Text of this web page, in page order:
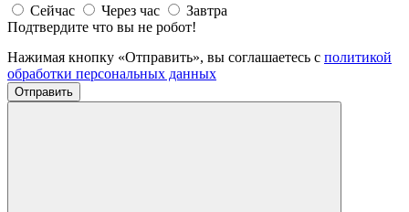
Сейчас Через час
Завтра
Подтвердите что вы не робот!
Нажимая кнопку «Отправить», вы соглашаетесь с политикой
обработки персональных данных
Отправить